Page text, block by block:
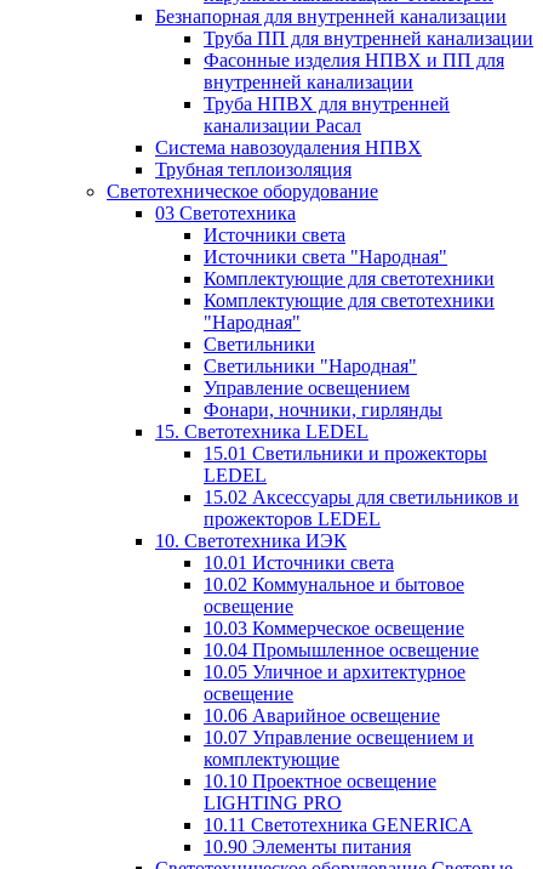
Безнапорная для внутренней канализации
Труба ПП для внутренней канализации
Фасонные изделия НПВХ и ПП для
внутренней канализации
Труба НПВХ для внутренней
канализации Расал
Система навозоудаления НПВХ
Трубная теплоизоляция
Светотехническое оборудование
03 Светотехника
Источники света
Источники света "Народная"
Комплектующие для светотехники
Комплектующие для светотехники
"Народная"
Светильники
Светильники "Народная"
Управление освещением
Фонари, ночники, гирлянды
15. Светотехника LEDEL
15.01 Светильники и прожекторы
LEDEL
15.02 Аксессуары для светильников и
прожекторов LEDEL
10. Светотехника ИЭК
10.01 Источники света
10.02 Коммунальное и бытовое
освещение
10.03 Коммерческое освещение
10.04 Промышленное освещение
10.05 Уличное и архитектурное
освещение
10.06 Аварийное освещение
10.07 Управление освещением и
комплектующие
10.10 Проектное освещение
LIGHTING PRO
10.11 Светотехника GENERICA
10.90 Элементы питания